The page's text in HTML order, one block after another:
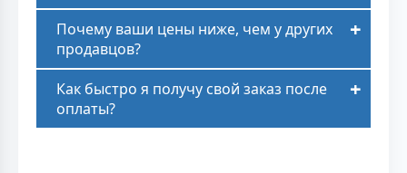
Почему ваши цены ниже, чем у других
продавцов?
Как быстро я получу свой заказ после
оплаты?